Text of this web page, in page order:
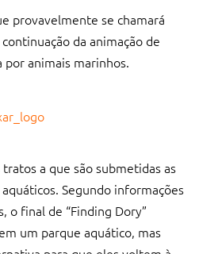
provavelmente se chamará
da animação de
por animais marinhos.
a que são submetidas as
Segundo informações
o final de “Finding Dory”
um parque aquático, mas